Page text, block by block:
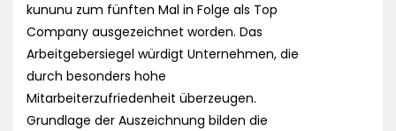
kununu zum fünften Mal in Folge als Top
Company ausgezeichnet worden. Das
Arbeitgebersiegel würdigt Unternehmen, die
durch besonders hohe
Mitarbeiterzufriedenheit überzeugen.
Grundlage der Auszeichnung bilden die